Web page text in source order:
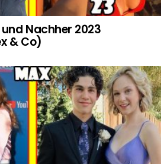
Nachher 2023
& Co)